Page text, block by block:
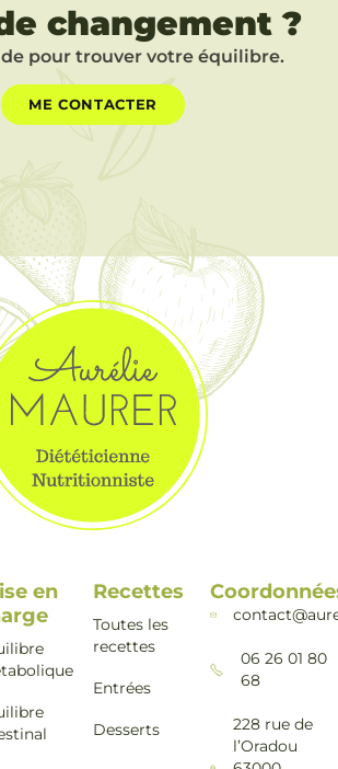
changement ?
pour trouver votre équilibre.
ME CONTACTER
en
Recettes
Toutes les
recettes
Entrées
Desserts
06 26 01 80
68
228 rue de
l’Oradou